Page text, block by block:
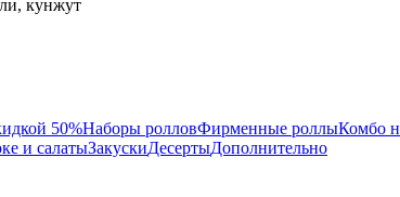
кунжут
50%Наборы ролловФирменные роллыКомбо
и салатыЗакускиДесертыДополнительно